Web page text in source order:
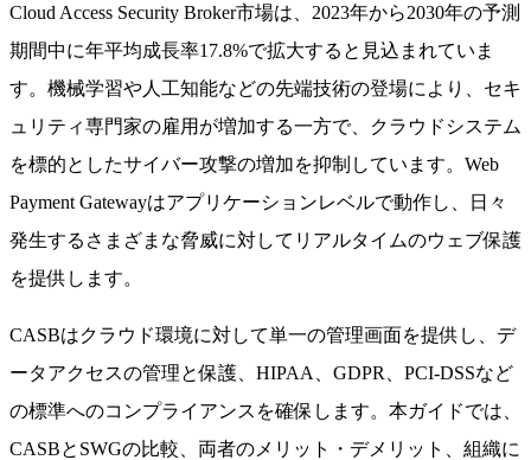
Cloud Access Security Broker市場は、2023年から2030年の予測
期間中に年平均成長率17.8%で拡大すると見込まれていま
す。機械学習や人工知能などの先端技術の登場により、セキ
ュリティ専門家の雇用が増加する一方で、クラウドシステム
を標的としたサイバー攻撃の増加を抑制しています。Web
Payment Gatewayはアプリケーションレベルで動作し、日々
発生するさまざまな脅威に対してリアルタイムのウェブ保護
を提供します。
CASBはクラウド環境に対して単一の管理画面を提供し、デ
ータアクセスの管理と保護、HIPAA、GDPR、PCI-DSSなど
の標準へのコンプライアンスを確保します。本ガイドでは、
CASBとSWGの比較、両者のメリット・デメリット、組織に